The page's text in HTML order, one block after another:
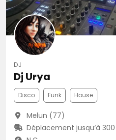
DJ
Dj Urya
Disco Funk House
Melun (77)
Déplacement jusqu’à